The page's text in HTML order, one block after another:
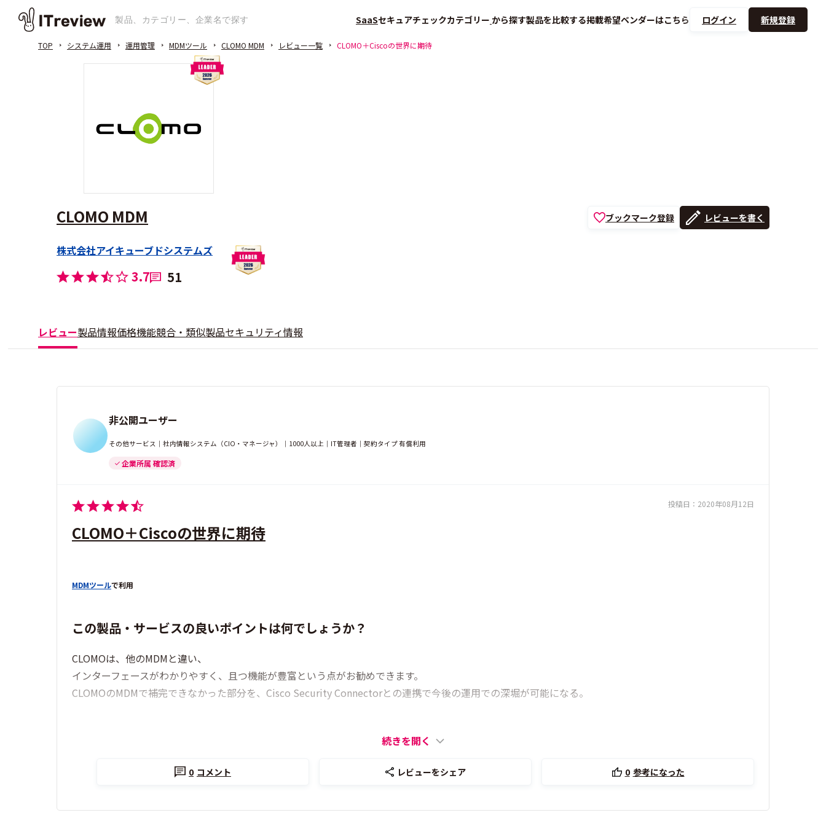
SaaSセキュアチェックカテゴリー から探す製品を比較する掲載希望ベンダーはこちら ログイン 新規登録
TOP システム運用 運用管理 MDMツール CLOMO MDM レビュー一覧 CLOMO＋Ciscoの世界に期待
CLOMO MDM
株式会社アイキューブドシステムズ
3.7 51
ブックマーク登録 レビューを書く
レビュー製品情報価格機能競合・類似製品セキュリティ情報
非公開ユーザー
その他サービス｜社内情報システム（CIO・マネージャ）｜1000人以上｜IT管理者｜契約タイプ 有償利用
企業所属 確認済
投稿日： 2020年08月12日
CLOMO＋Ciscoの世界に期待
MDMツールで利用
この製品・サービスの良いポイントは何でしょうか？
CLOMOは、他のMDMと違い、
インターフェースがわかりやすく、且つ機能が豊富という点がお勧めできます。
CLOMOのMDMで補完できなかった部分を、Cisco Security Connectorとの連携で今後の運用での深堀が可能になる。
続きを開く
0 コメント レビューをシェア 0 参考になった